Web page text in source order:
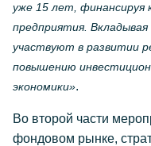
уже 15 лет, финансируя
предприятия.
участвуют в развитии
повышению
экономики».
Во второй части
фондовом рынке,